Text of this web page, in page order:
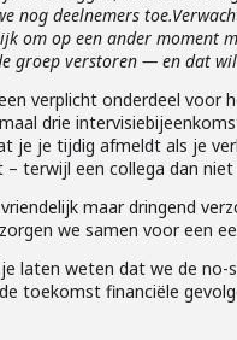
nog deelnemers toe.
om op een ander moment
groep verstoren — en dat
verplicht onderdeel voor
drie
je je tijdig afmeldt als je
terwijl een collega dan niet
maar dringend
we samen voor een
laten weten dat we de
toekomst financiële